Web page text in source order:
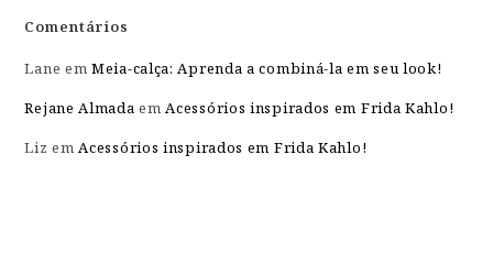
Comentários
Lane emMeia-calça: Aprenda a combiná-la em seu look!
Rejane Almada emAcessórios inspirados em Frida Kahlo!
Liz emAcessórios inspirados em Frida Kahlo!